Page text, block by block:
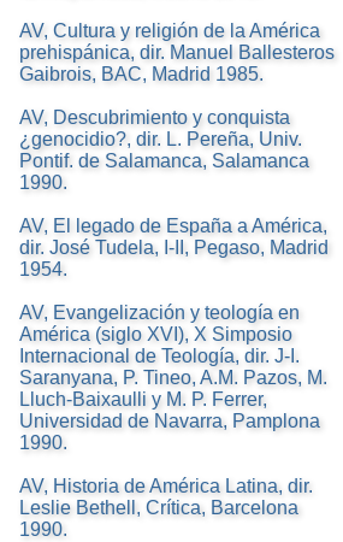
AV, Cultura y religión de la América
prehispánica, dir. Manuel Ballesteros
Gaibrois, BAC, Madrid 1985.
AV, Descubrimiento y conquista
¿genocidio?, dir. L. Pereña, Univ.
Pontif. de Salamanca, Salamanca
1990.
AV, El legado de España a América,
dir. José Tudela, I-II, Pegaso, Madrid
1954.
AV, Evangelización y teología en
América (siglo XVI), X Simposio
Internacional de Teología, dir. J-I.
Saranyana, P. Tineo, A.M. Pazos, M.
Lluch-Baixaulli y M. P. Ferrer,
Universidad de Navarra, Pamplona
1990.
AV, Historia de América Latina, dir.
Leslie Bethell, Crítica, Barcelona
1990.